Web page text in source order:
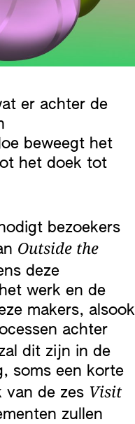
er achter de
beweegt het
het doek tot
bezoekers
Outside the
deze
werk en de
makers, alsook
achter
dit zijn in de
soms een korte
van de zes Visit
zullen